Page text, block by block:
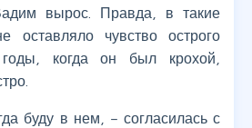
вырос. Правда, в такие
оставляло чувство острого
когда он был крохой,
буду в нем, – согласилась с